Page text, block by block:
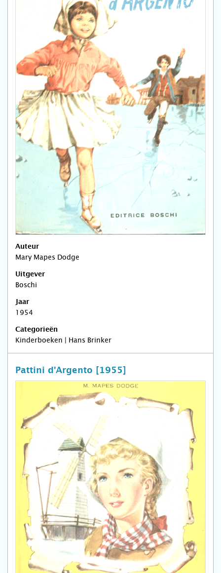
Auteur
Mary Mapes Dodge
Uitgever
Boschi
Jaar
1954
Categorieën
Kinderboeken | Hans Brinker
Pattini d'Argento [1955]